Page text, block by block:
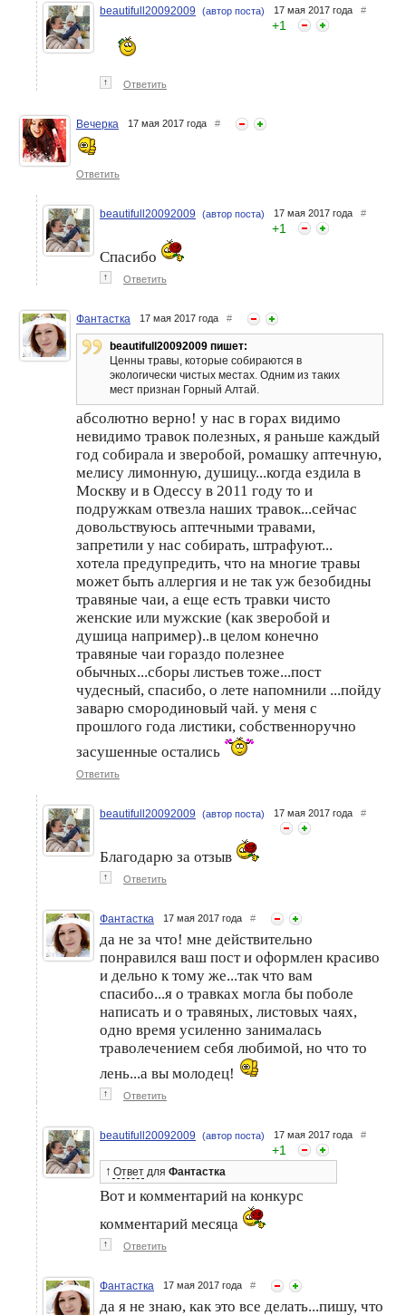
beautifull20092009 (автор поста) 17 мая 2017 года #
+1
↑ Ответить
Вечерка 17 мая 2017 года #
Ответить
beautifull20092009 (автор поста) 17 мая 2017 года #
+1
Спасибо
↑ Ответить
Фантастка 17 мая 2017 года #
beautifull20092009 пишет:
Ценны травы, которые собираются в
экологически чистых местах. Одним из таких
мест признан Горный Алтай.
абсолютно верно! у нас в горах видимо
невидимо травок полезных, я раньше каждый
год собирала и зверобой, ромашку аптечную,
мелису лимонную, душицу...когда ездила в
Москву и в Одессу в 2011 году то и
подружкам отвезла наших травок...сейчас
довольствуюсь аптечными травами,
запретили у нас собирать, штрафуют...
хотела предупредить, что на многие травы
может быть аллергия и не так уж безобидны
травяные чаи, а еще есть травки чисто
женские или мужские (как зверобой и
душица например)..в целом конечно
травяные чаи гораздо полезнее
обычных...сборы листьев тоже...пост
чудесный, спасибо, о лете напомнили ...пойду
заварю смородиновый чай. у меня с
прошлого года листики, собственноручно
засушенные остались
Ответить
beautifull20092009 (автор поста) 17 мая 2017 года #
Благодарю за отзыв
↑ Ответить
Фантастка 17 мая 2017 года #
да не за что! мне действительно
понравился ваш пост и оформлен красиво
и дельно к тому же...так что вам
спасибо...я о травках могла бы поболе
написать и о травяных, листовых чаях,
одно время усиленно занималась
траволечением себя любимой, но что то
лень...а вы молодец!
↑ Ответить
beautifull20092009 (автор поста) 17 мая 2017 года #
+1
↑ Ответ для Фантастка
Вот и комментарий на конкурс
комментарий месяца
↑ Ответить
Фантастка 17 мая 2017 года #
да я не знаю, как это все делать...пишу, что